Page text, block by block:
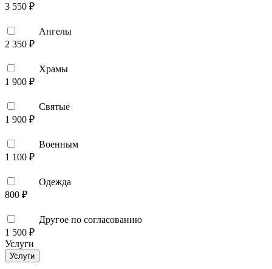
3 550 ₽
Ангелы
2 350 ₽
Храмы
1 900 ₽
Святые
1 900 ₽
Военным
1 100 ₽
Одежда
800 ₽
Другое по согласованию
1 500 ₽
Услуги
Услуги